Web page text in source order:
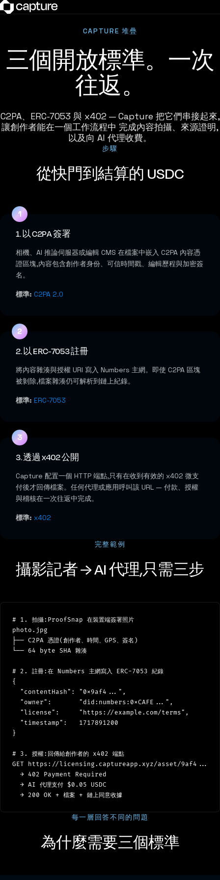
CAPTURE 堆疊
三個開放標準。一次
往返。
C2PA、ERC-7053 與 x402 — Capture 把它們串接起來,
讓創作者能在一個工作流程中 完成內容拍攝、來源證明,
以及向 AI 代理收費。
步驟
從快門到結算的 USDC
1. 以 C2PA 簽署
相機、AI 推論伺服器或編輯 CMS 在檔案中嵌入 C2PA 內容憑
證區塊,內容包含創作者身份、可信時間戳、編輯歷程與加密簽
名。
標準: C2PA 2.0
2. 以 ERC-7053 註冊
將內容雜湊與授權 URI 寫入 Numbers 主網。即使 C2PA 區塊
被剝除,檔案雜湊仍可解析到鏈上紀錄。
標準: ERC-7053
3. 透過 x402 公開
Capture 配置一個 HTTP 端點,只有在收到有效的 x402 微支
付後才回傳檔案。任何代理或應用呼叫該 URL — 付款、授權
與稽核在一次往返中完成。
標準: x402
完整範例
攝影記者 → AI 代理,只需三步
# 1. 拍攝:ProofSnap 在裝置端簽署照片
photo.jpg
├── C2PA 憑證(創作者、時間、GPS、簽名)
└── 64 byte SHA 雜湊
# 2. 註冊:在 Numbers 主網寫入 ERC-7053 紀錄
{
  "contentHash": "0x9af4...",
  "owner":       "did:numbers:0xCAFE...",
  "license":     "https://example.com/terms",
  "timestamp":   1717891200
}
# 3. 授權:回傳給創作者的 x402 端點
GET https://licensing.captureapp.xyz/asset/9af4...
  → 402 Payment Required
  → AI 代理支付 $0.05 USDC
每一層回答不同的問題
為什麼需要三個標準